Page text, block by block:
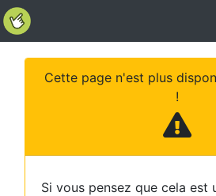
Cette page n'est plus
!
Si vous pensez que cela est